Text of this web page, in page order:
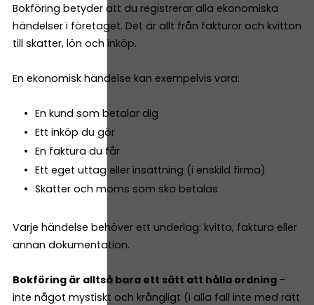
Bokföring betyder att du registrerar alla ekonomiska
händelser i företaget. Det är allt från fakturor och kvitton
till skatter, lön och inköp.
En ekonomisk händelse kan exempelvis vara:
En kund som betalar dig
Ett inköp du gör
En faktura du får
Ett eget uttag eller insättning (i enskild firma)
Skatter och moms som ska betalas
Varje händelse behöver ett underlag: kvitto, faktura eller
annan dokumentation.
Bokföring är alltså bara ett sätt att hålla ordning –
inte något mystiskt och krångligt (i alla fall inte med rätt